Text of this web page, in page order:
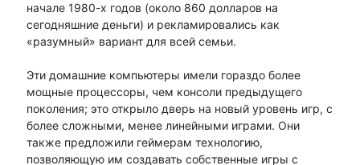
начале 1980-х годов (около 860 долларов на
сегодняшние деньги) и рекламировались как
«разумный» вариант для всей семьи.
Эти домашние компьютеры имели гораздо более
мощные процессоры, чем консоли предыдущего
поколения; это открыло дверь на новый уровень игр, с
более сложными, менее линейными играми. Они
также предложили геймерам технологию,
позволяющую им создавать собственные игры с